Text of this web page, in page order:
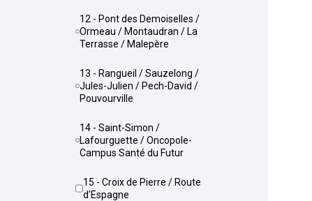
12 - Pont des Demoiselles /
Ormeau / Montaudran / La
Terrasse / Malepère
13 - Rangueil / Sauzelong /
Jules-Julien / Pech-David /
Pouvourville
14 - Saint-Simon /
Lafourguette / Oncopole-
Campus Santé du Futur
15 - Croix de Pierre / Route
d'Espagne